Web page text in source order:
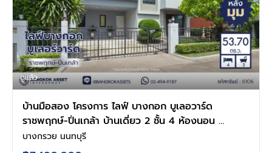
ดูแล้ว
บ้านมือสอง โครงการ ไลฟ์ บางกอก บูเลอวาร์ด
ราชพฤกษ์-ปิ่นเกล้า บ้านเดี่ยว 2 ชั้น 4 ห้องนอน 3
ห้องน้ำ จอดรถ 2 คัน พื้นที่ใช้สอย 191 ตร.ม. เนื้อที่
53.7 ตร.ว. ทำเลถนนราชพฤกษ์ ใกล้ห้างเซ็นทรัล
บางกรวย นนทบุรี